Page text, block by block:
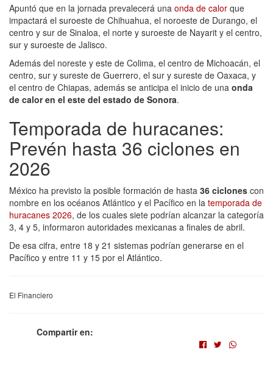
Apuntó que en la jornada prevalecerá una onda de calor que
impactará el suroeste de Chihuahua, el noroeste de Durango, el
centro y sur de Sinaloa, el norte y suroeste de Nayarit y el centro,
sur y suroeste de Jalisco.
Además del noreste y este de Colima, el centro de Michoacán, el
centro, sur y sureste de Guerrero, el sur y sureste de Oaxaca, y
el centro de Chiapas, además se anticipa el inicio de una onda
de calor en el este del estado de Sonora.
Temporada de huracanes:
Prevén hasta 36 ciclones en
2026
México ha previsto la posible formación de hasta 36 ciclones con
nombre en los océanos Atlántico y el Pacífico en la temporada de
huracanes 2026, de los cuales siete podrían alcanzar la categoría
3, 4 y 5, informaron autoridades mexicanas a finales de abril.
De esa cifra, entre 18 y 21 sistemas podrían generarse en el
Pacífico y entre 11 y 15 por el Atlántico.
El Financiero
Compartir en: